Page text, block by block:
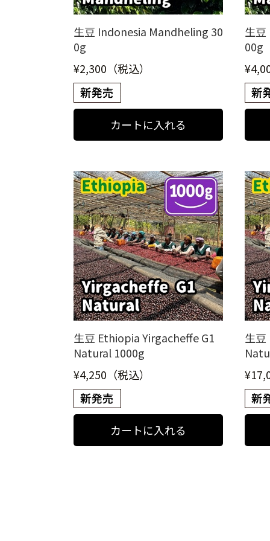
生豆 Indonesia Mandheling 30
0g
¥2,300（税込）
生
00g
生豆 Ethiopia Yirgacheffe G1
Natural 1000g
¥4,250（税込）
生